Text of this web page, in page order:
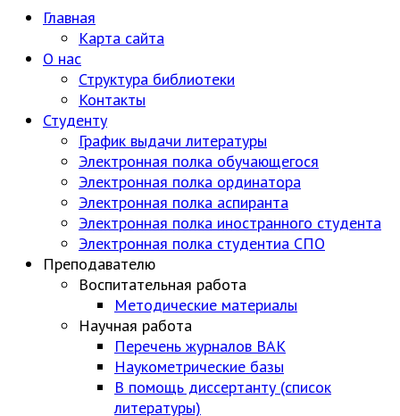
Главная
Карта сайта
О нас
Структура библиотеки
Контакты
Студенту
График выдачи литературы
Электронная полка обучающегося
Электронная полка ординатора
Электронная полка аспиранта
Электронная полка иностранного студента
Электронная полка студентиа СПО
Преподавателю
Воспитательная работа
Методические материалы
Научная работа
Перечень журналов ВАК
Наукометрические базы
В помощь диссертанту (список
литературы)